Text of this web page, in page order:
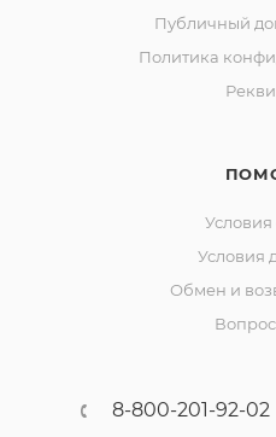
Публичный
Политика
Условия
Условия
Обмен и
8-800-201-92-02